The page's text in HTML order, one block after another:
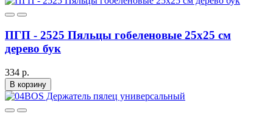
ПГП - 2525 Пяльцы гобеленовые 25х25 см
дерево бук
334 р.
В корзину